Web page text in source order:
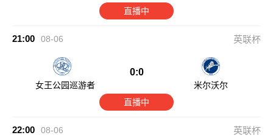
直播中
21:00 08-06 英联杯
女王公园巡游者
0:0
米尔沃尔
直播中
22:00 08-06 英联杯